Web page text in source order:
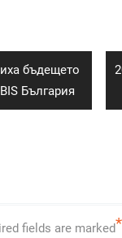
бъдещето
България
fields are marked*